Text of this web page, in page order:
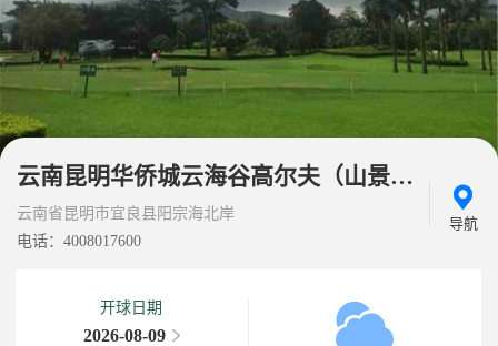
云南昆明华侨城云海谷高尔夫（山景
场）
云南省昆明市宜良县阳宗海北岸
电话：4008017600
导航
开球日期
2026-08-09